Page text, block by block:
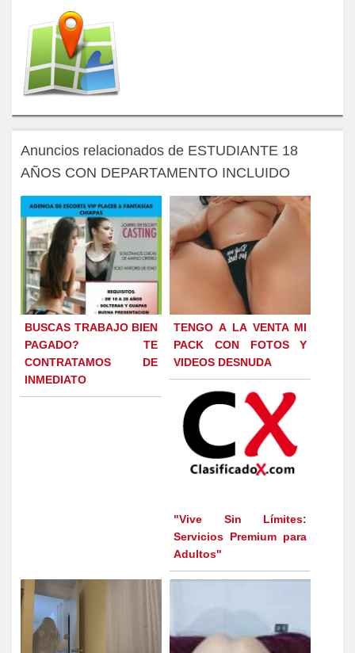
Anuncios relacionados de ESTUDIANTE 18
AÑOS CON DEPARTAMENTO INCLUIDO
BUSCAS TRABAJO BIEN
PAGADO? TE
CONTRATAMOS DE
INMEDIATO
TENGO A LA VENTA MI
PACK CON FOTOS Y
VIDEOS DESNUDA
"Vive Sin Límites:
Servicios Premium para
Adultos"